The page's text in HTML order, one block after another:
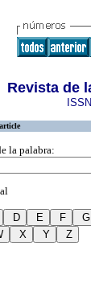
Revista de
article
la palabra: